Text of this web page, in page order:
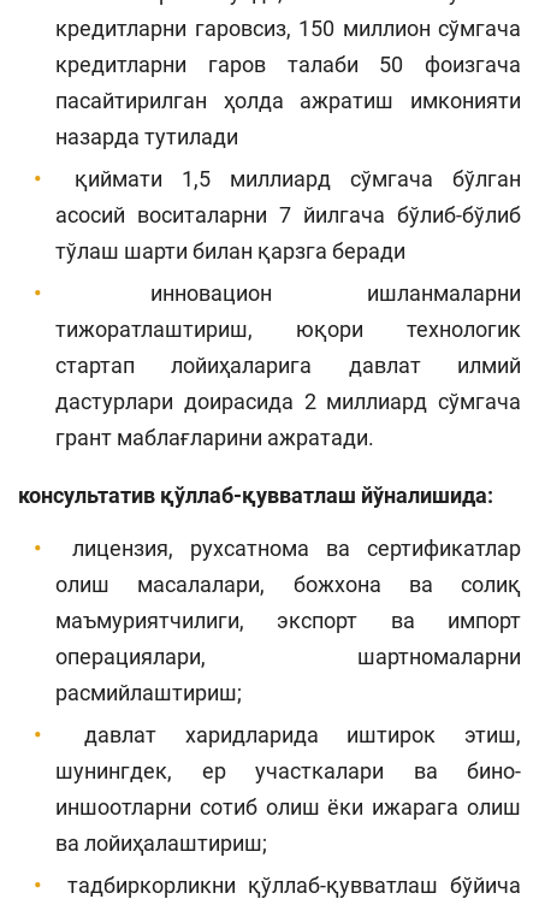
кредитларни гаровсиз, 150 миллион сўмгача
кредитларни гаров талаби 50 фоизгача
пасайтирилган ҳолда ажратиш имконияти
назарда тутилади
қиймати 1,5 миллиард сўмгача бўлган
асосий воситаларни 7 йилгача бўлиб-бўлиб
тўлаш шарти билан қарзга беради
инновацион ишланмаларни
тижоратлаштириш, юқори технологик
стартап лойиҳаларига давлат илмий
дастурлари доирасида 2 миллиард сўмгача
грант маблағларини ажратади.
консультатив қўллаб-қувватлаш йўналишида:
лицензия, рухсатнома ва сертификатлар
олиш масалалари, божхона ва солиқ
маъмуриятчилиги, экспорт ва импорт
операциялари, шартномаларни
расмийлаштириш;
давлат харидларида иштирок этиш,
шунингдек, ер участкалари ва бино-
иншоотларни сотиб олиш ёки ижарага олиш
ва лойиҳалаштириш;
тадбиркорликни қўллаб-қувватлаш бўйича